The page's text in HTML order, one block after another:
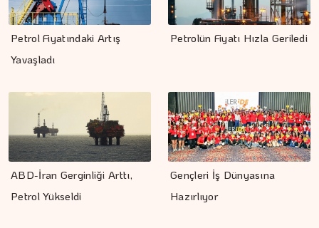
Petrol Fiyatındaki Artış
Yavaşladı
Petrolün Fiyatı Hızla Geriledi
ABD-İran Gerginliği Arttı,
Petrol Yükseldi
Gençleri İş Dünyasına
Hazırlıyor